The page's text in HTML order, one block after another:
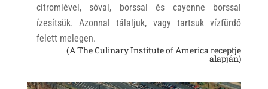
citromlével, sóval, borssal és cayenne borssal
ízesítsük. Azonnal tálaljuk, vagy tartsuk vízfürdő
felett melegen.
(A The Culinary Institute of America receptje
alapján)